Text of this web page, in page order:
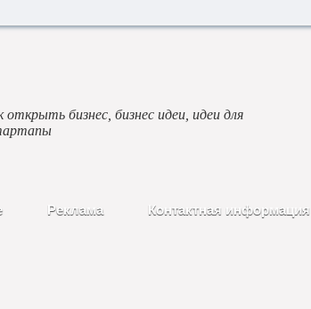
открыть бизнес, бизнес идеи, идеи для
Реклама Контактная информация